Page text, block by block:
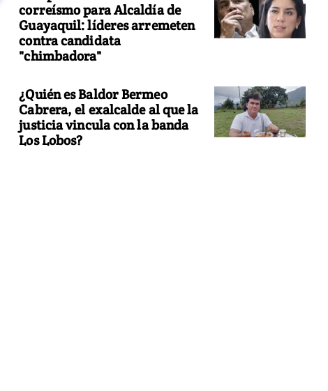
correísmo para Alcaldía de
Guayaquil: líderes arremeten
contra candidata
"chimbadora"
¿Quién es Baldor Bermeo
Cabrera, el exalcalde al que la
justicia vincula con la banda
Los Lobos?